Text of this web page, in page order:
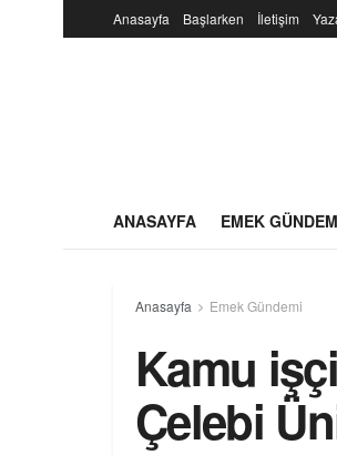
Anasayfa Başlarken İletişim
ANASAYFA EMEK
Anasayfa Emek Gündemi
Kamu
Çelebi